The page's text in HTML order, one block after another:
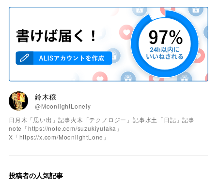
鈴木穣
@MoonlightLoneiy
日月木「思い出」記事火木「テクノロジー」記事水土「日記」記事
note「https://note.com/suzukiyutaka」
X「https://x.com/MoonlightLone」
投稿者の人気記事